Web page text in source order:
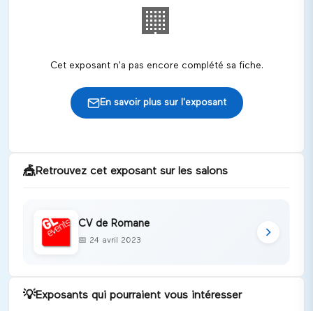
🏢
Cet exposant n'a pas encore complété sa fiche.
En savoir plus sur l'exposant
🎪Retrouvez cet exposant sur les salons
CV de Romane
📅 24 avril 2023
💡Exposants qui pourraient vous intéresser